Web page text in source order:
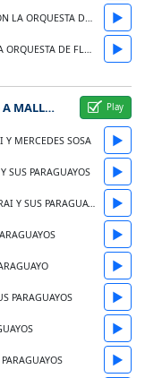
FLORENTIN GIMENEZ ▶
FLORENTIN GIMENEZ ▶
FELIX DE YPACARAI Y SUS PARAGUAYOS - A MALLORCAS VENDRAS
MERCEDES SOSA ▶
SUS PARAGUAYOS ▶
SUS PARAGUAYOS ▶
▶
▶
PARAGUAYOS ▶
▶
▶